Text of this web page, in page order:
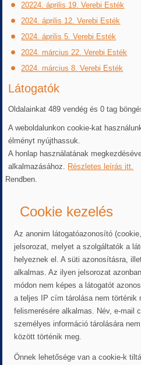
20224. április 19. Verebi Esték
2024. április 12. Verebi Esték
2024. április 5. Verebi Esték
2024. március 22. Verebi Esték
2024. március 8. Verebi Esték
Látogatók
Oldalainkat 489 vendég és 0 tag
A weboldalunkon cookie-kat
élményt nyújthassuk.
A honlap használatának
alkalmazásához. Részletes leírás itt.
Rendben.
Cookie kezelés
Az anonim látogatóazonosító
jelsorozat, melyet a szolgáltatók a
helyeznek el. A süti azonosításra,
alkalmas. Az ilyen jelsorozat
módon nem képes a látogatót
a teljes IP cím tárolása nem történik
felismerésére alkalmas. Név, e-mail
személyes információ tárolására
között történik meg.
Önnek lehetősége van a cookie-k